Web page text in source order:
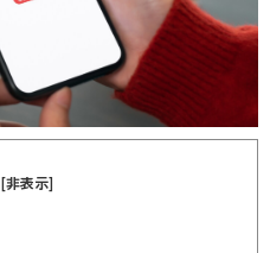
[非表示]